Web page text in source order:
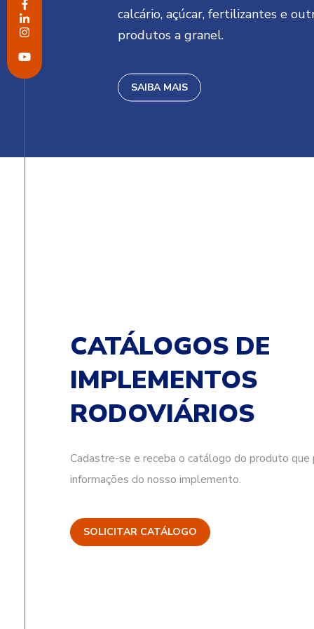
calcário, açúcar, fertilizantes e
produtos a granel.
SAIBA MAIS
CATÁLOGOS DE
IMPLEMENTOS
RODOVIÁRIOS
Cadastre-se e receba o catálogo do produto que
informações do nosso implemento.
SOLICITAR CATÁLOGO